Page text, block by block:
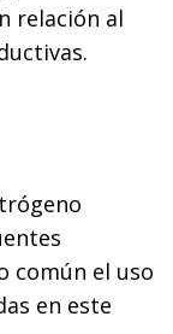
relación al
común el uso
en este